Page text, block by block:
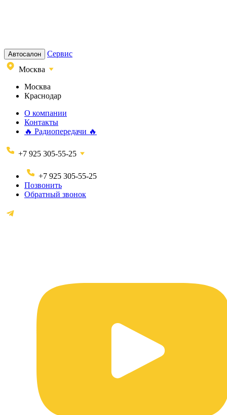
Автосалон
Сервис
Москва
Москва
Краснодар
О компании
Контакты
🔥 Радиопередачи 🔥
+7 925 305-55-25
+7 925 305-55-25
Позвонить
Обратный звонок